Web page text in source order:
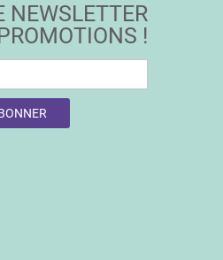
NEWSLETTER
!